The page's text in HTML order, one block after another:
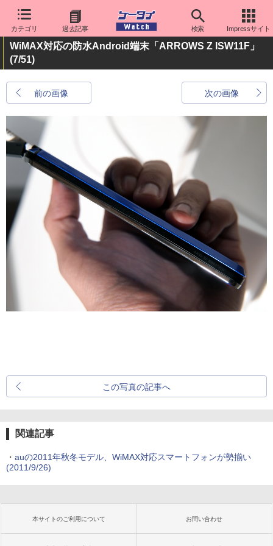
カテゴリ 過去記事 検索 Impressサイト
WiMAX対応の防水Android端末「ARROWS Z ISW11F」
(7/51)
前の画像 次の画像
この写真の記事へ
関連記事
・ auの2011年秋冬モデル、WiMAX対応スマートフォンが勢揃い
(2011/9/26)
本サイトのご利用について お問い合わせ